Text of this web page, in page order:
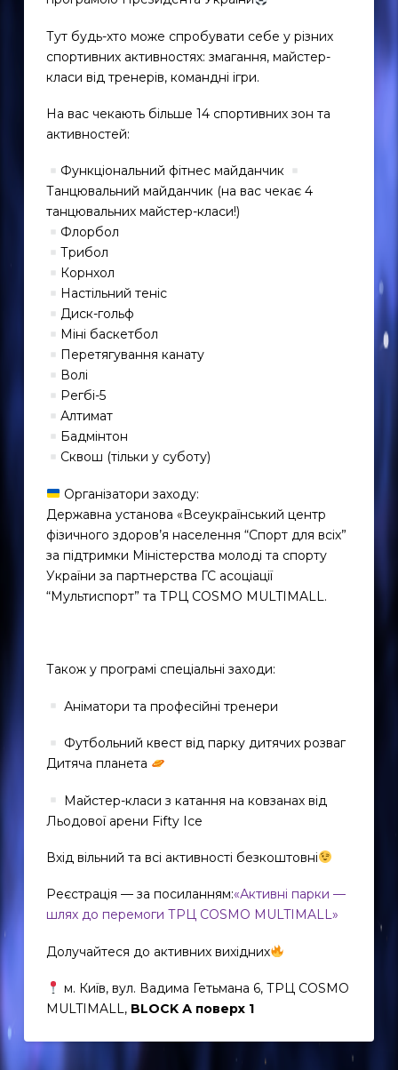
Тут будь-хто може спробувати себе у різних
спортивних активностях: змагання, майстер-
класи від тренерів, командні ігри.
На вас чекають більше 14 спортивних зон та
активностей:
Функціональний фітнес майданчик
Танцювальний майданчик (на вас чекає 4
танцювальних майстер-класи!)
Флорбол
Трибол
Корнхол
Настільний теніс
Диск-гольф
Міні баскетбол
Перетягування канату
Волі
Регбі-5
Алтимат
Бадмінтон
Сквош (тільки у суботу)
Організатори заходу:
Державна установа «Всеукраїнський центр
фізичного здоров’я населення “Спорт для всіх”
за підтримки Міністерства молоді та спорту
України за партнерства ГС асоціації
“Мультиспорт” та ТРЦ COSMO MULTIMALL.
Також у програмі спеціальні заходи:
Аніматори та професійні тренери
Футбольний квест від парку дитячих розваг
Дитяча планета
Майстер-класи з катання на ковзанах від
Льодової арени Fifty Ice
Вхід вільний та всі активності безкоштовні
Реєстрація — за посиланням:«Активні парки —
шлях до перемоги ТРЦ COSMO MULTIMALL»
Долучайтеся до активних вихідних
м. Київ, вул. Вадима Гетьмана 6, ТРЦ COSMO
MULTIMALL, BLOCK А поверх 1
EN